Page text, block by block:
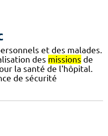
et des malades.
des missions de
la santé de l'hôpital.
de sécurité